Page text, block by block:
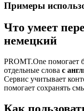
Примеры
Что умеет
немецкий
PROMT.One помогает
отдельные слова с
Сервис учитывает
помогает сохранять